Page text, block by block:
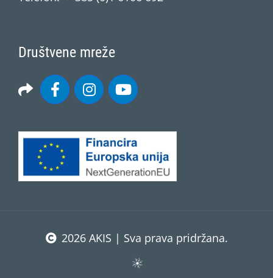
Društvene mreže
2026 AKIS | Sva prava pridržana.